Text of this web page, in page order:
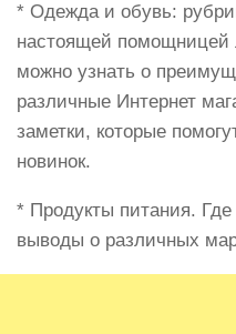
* Одежда и обувь:
настоящей помощницей
можно узнать о
различные Интернет
заметки, которые
новинок.
* Продукты питания.
выводы о различных